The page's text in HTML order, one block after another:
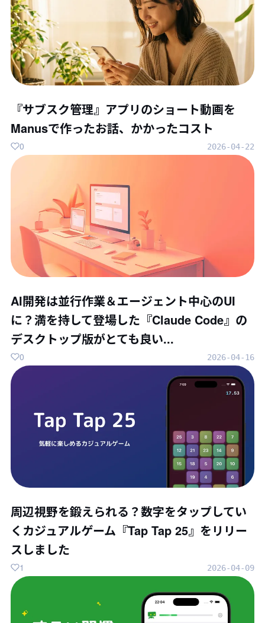
『サブスク管理』アプリのショート動画を
Manusで作ったお話、かかったコスト
2026-04-22
0
AI開発は並行作業＆エージェント中心のUI
に？満を持して登場した『Claude Code』の
デスクトップ版がとても良い...
2026-04-16
0
周辺視野を鍛えられる？数字をタップしてい
くカジュアルゲーム『Tap Tap 25』をリリー
スしました
2026-04-09
1